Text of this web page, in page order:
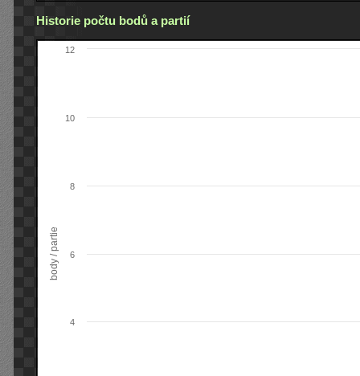
Historie počtu bodů a partií
body / partie
4
6
8
10
12